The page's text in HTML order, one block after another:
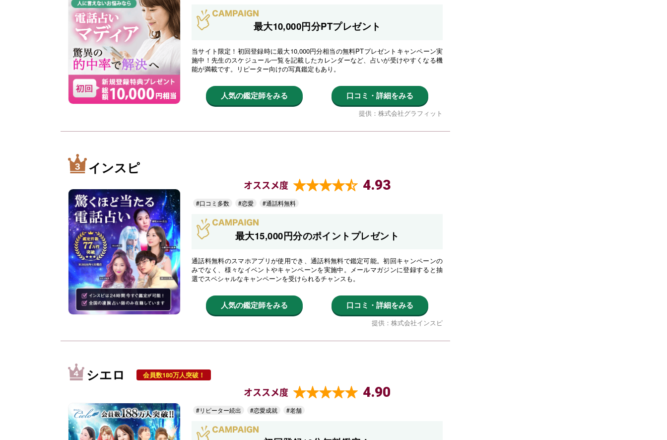
最大10,000円分PTプレゼント
当サイト限定！初回登録時に最大10,000円分相当の無料PTプレゼントキャンペーン実
施中！先生のスケジュール一覧を記載したカレンダーなど、占いが受けやすくなる機
能が満載です。リピーター向けの写真鑑定もあり。
人気の鑑定師をみる 口コミ・詳細をみる
提供：株式会社グラフィット
インスピ
オススメ度 4.93
#口コミ多数 #恋愛 #通話料無料
最大15,000円分のポイントプレゼント
通話料無料のスマホアプリが使用でき、通話料無料で鑑定可能。初回キャンペーンの
みでなく、様々なイベントやキャンペーンを実施中。メールマガジンに登録すると抽
選でスペシャルなキャンペーンを受けられるチャンスも。
人気の鑑定師をみる 口コミ・詳細をみる
提供：株式会社インスピ
シエロ 会員数180万人突破！
オススメ度 4.90
#リピーター続出 #恋愛成就 #老舗